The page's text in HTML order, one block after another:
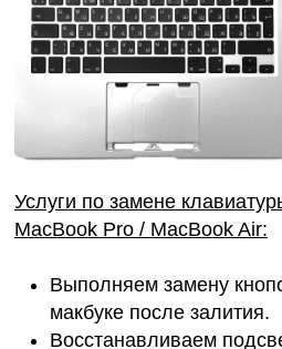
Услуги по замене
MacBook Pro / MacBook Air:
Выполняем замену
макбуке после залития.
Восстанавливаем